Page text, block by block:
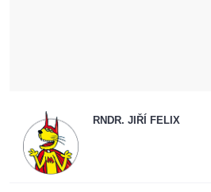
RNDR. JIŘÍ FELIX